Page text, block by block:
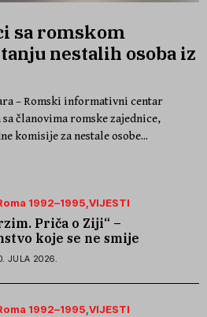
sa romskom
nestalih osoba iz
– Romski informativni centar
članovima romske zajednice,
komisije za nestale osobe...
1992–1995 VIJESTI
Priča o Ziji“ –
koje se ne smije
JULA 2026.
1992–1995 VIJESTI